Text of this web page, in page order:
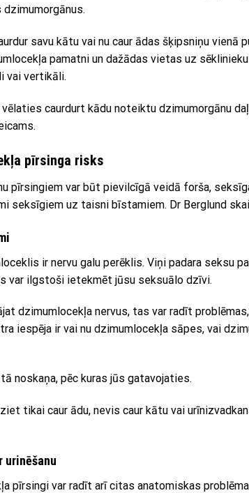
savu kātu vai nu caur ādas šķipsniņu vienā
pamatni un dažādas vietas uz
vai vertikāli.
caurdurt kādu noteiktu dzimumorgānu
pīrsinga risks
pīrsingiem var būt pievilcīgā veidā forša,
seksīgiem uz taisni bīstamiem. Dr Berglund
ir nervu galu perēklis. Viņi padara seksu
var ilgstoši ietekmēt jūsu seksuālo dzīvi.
dzimumlocekļa nervus, tas var radīt
iespēja ir vai nu dzimumlocekļa sāpes, vai
noskaņa, pēc kuras jūs gatavojaties.
tikai caur ādu, nevis caur kātu vai
urinēšanu
pīrsingi var radīt arī citas anatomiskas